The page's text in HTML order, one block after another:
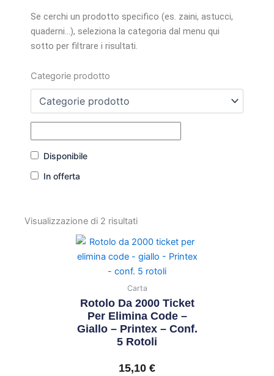
Se cerchi un prodotto specifico (es. zaini, astucci,
quaderni…), seleziona la categoria dal menu qui
sotto per filtrare i risultati.
Categorie prodotto
Disponibile
In offerta
Visualizzazione di 2 risultati
Carta
Rotolo Da 2000 Ticket
Per Elimina Code –
Giallo – Printex – Conf.
5 Rotoli
15,10 €